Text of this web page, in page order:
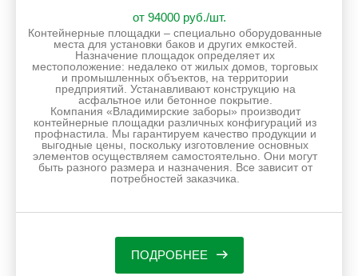
от 94000 руб./шт.
Контейнерные площадки – специально оборудованные
места для установки баков и других емкостей.
Назначение площадок определяет их
местоположение: недалеко от жилых домов, торговых
и промышленных объектов, на территории
предприятий. Устанавливают конструкцию на
асфальтное или бетонное покрытие.
Компания «Владимирские заборы» производит
контейнерные площадки различных конфигураций из
профнастила. Мы гарантируем качество продукции и
выгодные цены, поскольку изготовление основных
элементов осуществляем самостоятельно. Они могут
быть разного размера и назначения. Все зависит от
потребностей заказчика.
ПОДРОБНЕЕ